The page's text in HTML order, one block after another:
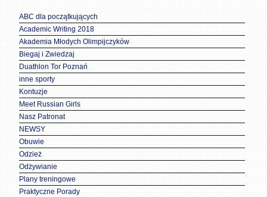
ABC dla początkujących
Academic Writing 2018
Akademia Młodych Olimpijczyków
Biegaj i Zwiedzaj
Duathlon Tor Poznań
inne sporty
Kontuzje
Meet Russian Girls
Nasz Patronat
NEWSY
Obuwie
Odzież
Odżywianie
Plany treningowe
Praktyczne Porady